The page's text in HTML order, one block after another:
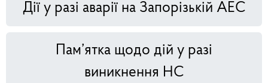
Дії у разі аварії на Запорізькій АЕС
Пам’ятка щодо дій у разі
виникнення НС